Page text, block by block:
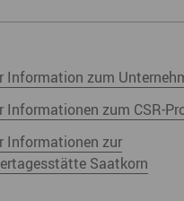
Wegenetz
Information zum
Informationen zum CSR-
Informationen zur
Saatkorn